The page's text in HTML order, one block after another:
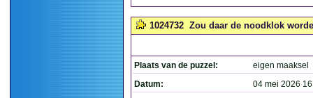
1024732 Zou daar de noodklok
Plaats van de puzzel:
eigen maaksel
Datum:
04 mei 2026